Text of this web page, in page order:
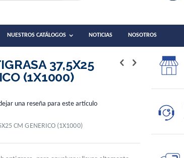
NUESTROS CATÁLOGOS NOTICIAS NOSOTROS
37,5X25
(1X1000)
una reseña para este artículo
CM GENERICO (1X1000)